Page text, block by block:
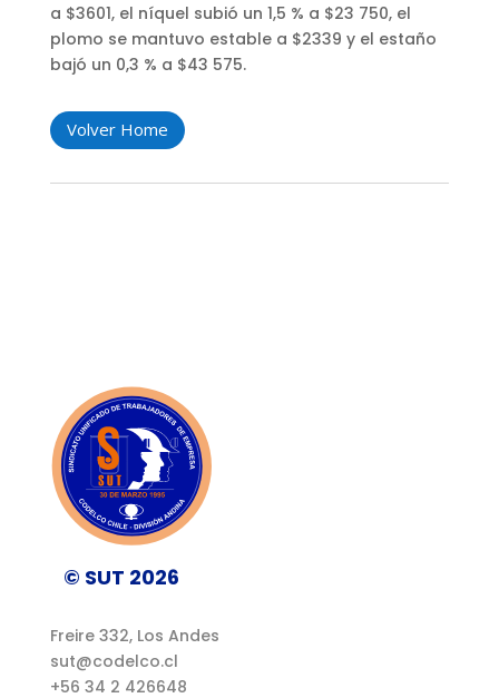
a $3601, el níquel subió un 1,5 % a $23 750, el
plomo se mantuvo estable a $2339 y el estaño
bajó un 0,3 % a $43 575.
Volver Home
© SUT 2026
Freire 332, Los Andes
sut@codelco.cl
+56 34 2 426648